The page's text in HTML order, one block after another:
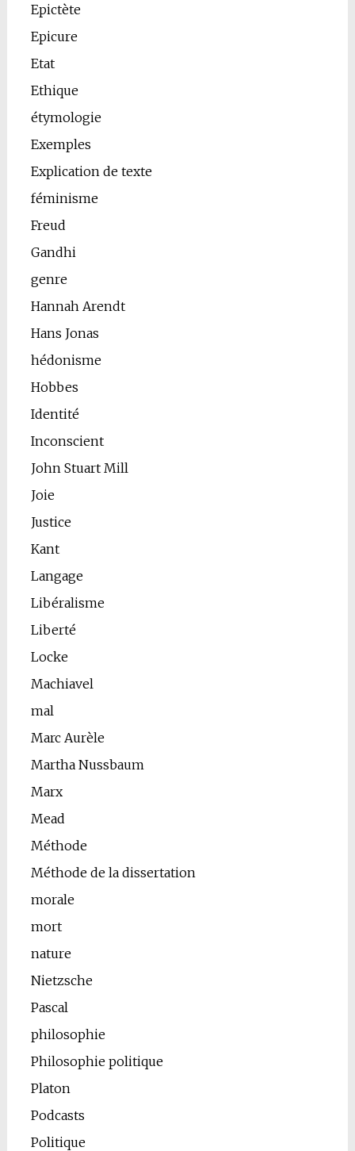
Epictète
Epicure
Etat
Ethique
étymologie
Exemples
Explication de texte
féminisme
Freud
Gandhi
genre
Hannah Arendt
Hans Jonas
hédonisme
Hobbes
Identité
Inconscient
John Stuart Mill
Joie
Justice
Kant
Langage
Libéralisme
Liberté
Locke
Machiavel
mal
Marc Aurèle
Martha Nussbaum
Marx
Mead
Méthode
Méthode de la dissertation
morale
mort
nature
Nietzsche
Pascal
philosophie
Philosophie politique
Platon
Podcasts
Politique